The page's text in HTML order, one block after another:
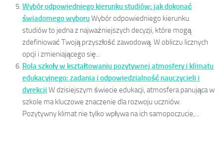
Wybór odpowiedniego kierunku studiów: jak dokonać
świadomego wyboruWybór odpowiedniego kierunku
studiów to jedna z najważniejszych decyzji, które mogą
zdefiniować Twoją przyszłość zawodową. W obliczu licznych
opcji i zmieniającego się...
Rola szkoły w kształtowaniu pozytywnej atmosfery i klimatu
edukacyjnego: zadania i odpowiedzialność nauczycieli i
dyrekcji W dzisiejszym świecie edukacji, atmosfera panująca w
szkole ma kluczowe znaczenie dla rozwoju uczniów.
Pozytywny klimat nie tylko wpływa na ich samopoczucie,...